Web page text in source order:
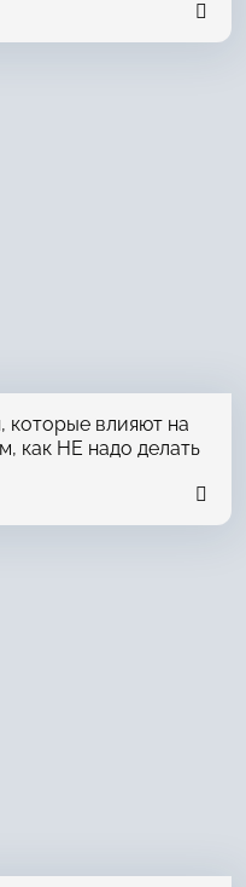
которые влияют на
как НЕ надо делать